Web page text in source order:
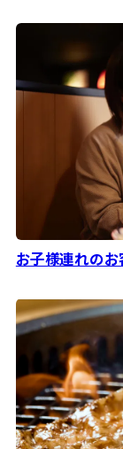
お子様連れのお